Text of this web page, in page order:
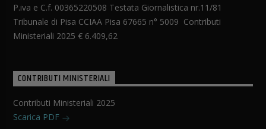
P.iva e C.f. 00365220508 Testata Giornalistica nr.11/81
Tribunale di Pisa CCIAA Pisa 67665 n° 5009 Contributi
Ministeriali 2025 € 6.409,62
CONTRIBUTI MINISTERIALI
Contributi Ministeriali 2025
Scarica PDF